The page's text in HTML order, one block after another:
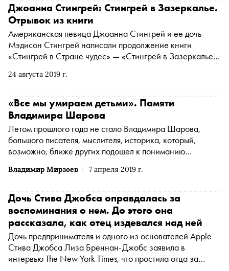
24 августа 2019 г.
Джоанна Стингрей: Стингрей в Зазеркалье.
Отрывок из книги
Американская певица Джоанна Стингрей и ее дочь
Мэдисон Стингрей написали продолжение книги
«Стингрей в Стране чудес» — «Стингрей в Зазеркалье»,
вспоминает события тридцатилетней давности, которые
одну из глав
Владимир Мирзоев 7 апреля 2019 г.
«Все мы умираем детьми». Памяти
Владимира Шарова
Летом прошлого года не стало Владимира Шарова,
большого писателя, мыслителя, историка, который,
возможно, ближе других подошел к пониманию
рождения режиссер Владимир Мирзоев посвятил другу
Дочь Стива Джобса оправдалась за
воспоминания о нем. До этого она
рассказала, как отец издевался над ней
Дочь предпринимателя и одного из основателей Apple
Стива Джобса Лиза Бреннан-Джобс заявила в
интервью The New York Times, что простила отца за